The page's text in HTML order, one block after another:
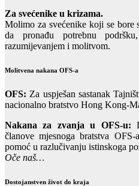
Za svećenike u krizama.
Molimo za svećenike koji se bore
da pronađu potrebnu
razumijevanjem i molitvom.
Molitvena nakana OFS-a
OFS: Za uspješan sastanak
nacionalno bratstvo Hong Kong-
Nakana za zvanja u OFS-u:
članove mjesnoga bratstva
pomoć u razlučivanju istinskoga
Oče naš…
Dostojanstven život do kraja